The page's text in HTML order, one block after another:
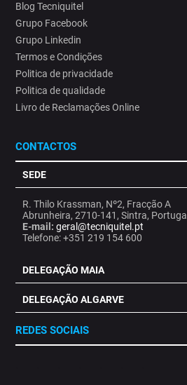
Blog Tecniquitel
Grupo Facebook
Grupo Linkedin
Termos e Condições
Politica de privacidade
Politica de qualidade
Livro de Reclamações Online
CONTACTOS
SEDE
R. Thilo Krassman, Nº2, Fracção A
Abrunheira, 2710-141, Sintra, Portugal
E-mail: geral@tecniquitel.pt
Telefone: +351 219 154 600
DELEGAÇÃO MAIA
DELEGAÇÃO ALGARVE
REDES SOCIAIS